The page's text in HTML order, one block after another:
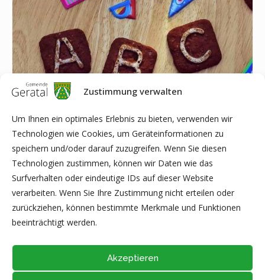
Zustimmung verwalten
Um Ihnen ein optimales Erlebnis zu bieten, verwenden wir
Technologien wie Cookies, um Geräteinformationen zu
speichern und/oder darauf zuzugreifen. Wenn Sie diesen
Technologien zustimmen, können wir Daten wie das
Surfverhalten oder eindeutige IDs auf dieser Website
verarbeiten. Wenn Sie Ihre Zustimmung nicht erteilen oder
zurückziehen, können bestimmte Merkmale und Funktionen
beeinträchtigt werden.
Akzeptieren
Schuleinführung in Geschwenda
15 August|10:00 12:00
Tag des Laufens in